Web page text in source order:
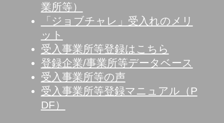
業所等）
「ジョブチャレ」受入れのメリ
ット
受入事業所等登録はこちら
登録企業/事業所等データベース
受入事業所等の声
受入事業所等登録マニュアル（P
DF）